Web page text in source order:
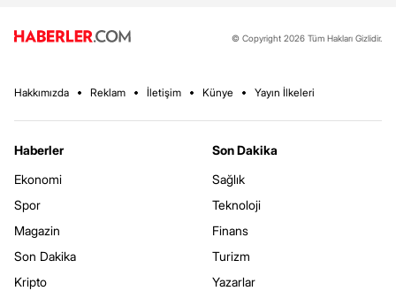
© Copyright 2026 Tüm Hakları Gizlidir.
Hakkımızda Reklam İletişim Künye Yayın İlkeleri
Haberler
Ekonomi
Spor
Magazin
Son Dakika
Kripto
Son Dakika
Sağlık
Teknoloji
Finans
Turizm
Yazarlar